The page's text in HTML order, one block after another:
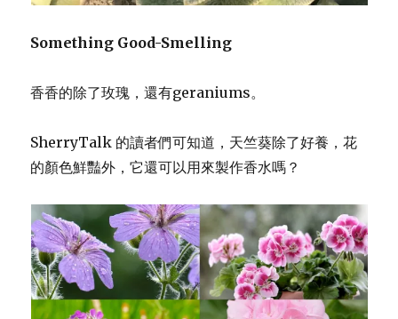
Something Good-Smelling
香香的除了玫瑰，還有geraniums。
SherryTalk 的讀者們可知道，天竺葵除了好養，花
的顏色鮮豔外，它還可以用來製作香水嗎？